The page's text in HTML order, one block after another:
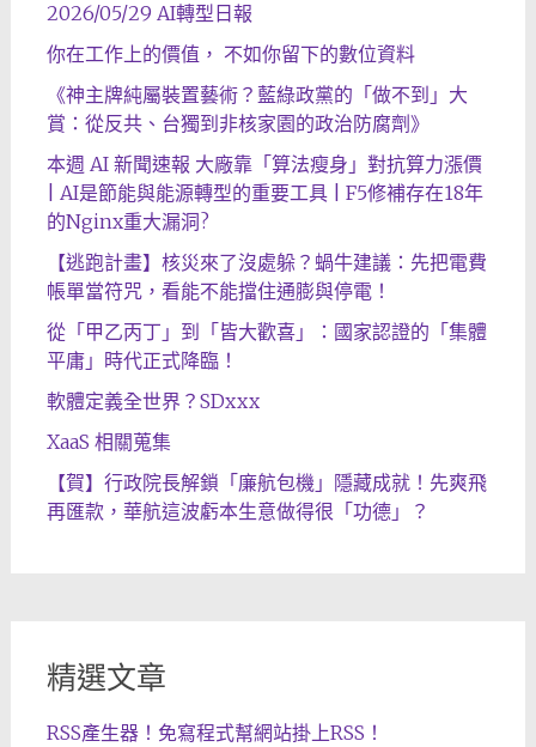
2026/05/29 AI轉型日報
你在工作上的價值， 不如你留下的數位資料
《神主牌純屬裝置藝術？藍綠政黨的「做不到」大
賞：從反共、台獨到非核家園的政治防腐劑》
本週 AI 新聞速報 大廠靠「算法瘦身」對抗算力漲價
| AI是節能與能源轉型的重要工具 | F5修補存在18年
的Nginx重大漏洞?
【逃跑計畫】核災來了沒處躲？蝸牛建議：先把電費
帳單當符咒，看能不能擋住通膨與停電！
從「甲乙丙丁」到「皆大歡喜」：國家認證的「集體
平庸」時代正式降臨！
軟體定義全世界？SDxxx
XaaS 相關蒐集
【賀】行政院長解鎖「廉航包機」隱藏成就！先爽飛
再匯款，華航這波虧本生意做得很「功德」？
精選文章
RSS產生器！免寫程式幫網站掛上RSS！